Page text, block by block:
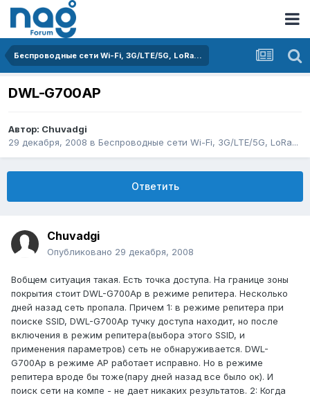
Беспроводные сети Wi-Fi, 3G/LTE/5G, LoRa...
DWL-G700AP
Автор: Chuvadgi
29 декабря, 2008 в Беспроводные сети Wi-Fi, 3G/LTE/5G, LoRa...
Ответить
Chuvadgi
Опубликовано 29 декабря, 2008
Вобщем ситуация такая. Есть точка доступа. На границе зоны
покрытия стоит DWL-G700Ap в режиме репитера. Несколько
дней назад сеть пропала. Причем 1: в режиме репитера при
поиске SSID, DWL-G700Ap тучку доступа находит, но после
включения в режим репитера(выбора этого SSID, и
применения параметров) сеть не обнаруживается. DWL-
G700Ap в режиме AP работает исправно. Но в режиме
репитера вроде бы тоже(пару дней назад все было ок). И
поиск сети на компе - не дает никаких результатов. 2: Когда